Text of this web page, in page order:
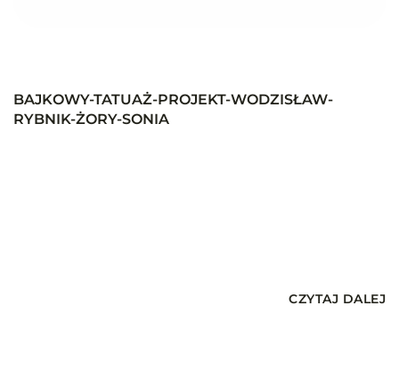
BAJKOWY-TATUAŻ-PROJEKT-WODZISŁAW-
RYBNIK-ŻORY-SONIA
CZYTAJ DALEJ